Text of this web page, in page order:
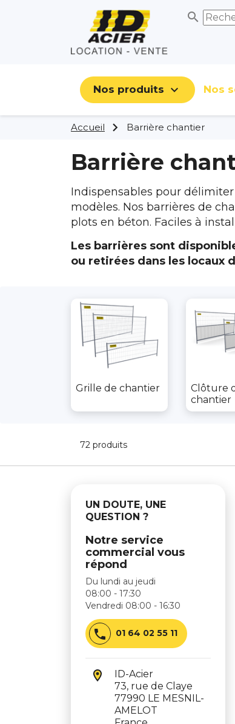
search
Nos produits  Nos
Accueil Barrière chantier
Barrière
Indispensables pour
modèles. Nos barrières de
plots en béton. Faciles à
Les barrières sont
ou retirées dans les locaux
Grille de chantier
Clôture
chantier
72 produits
UN DOUTE, UNE
QUESTION ?
Notre service
commercial vous
répond
Du lundi au jeudi
08:00 - 17:30
Vendredi 08:00 - 16:30
 01 64 02 55 11
ID-Acier
73, rue de Claye
77990 LE MESNIL-
AMELOT